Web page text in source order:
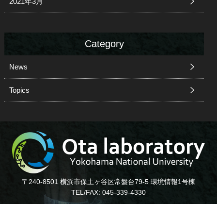
Category
News
Topics
〒240-8501 横浜市保土ヶ谷区常盤台79-5 環境情報1号棟
TEL/FAX: 045-339-4330